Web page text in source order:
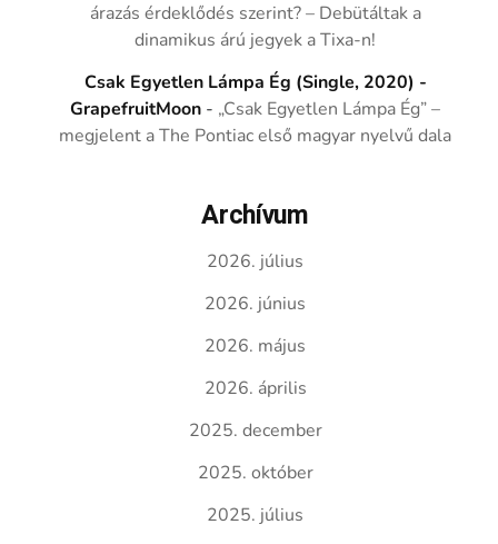
árazás érdeklődés szerint? – Debütáltak a
dinamikus árú jegyek a Tixa-n!
Csak Egyetlen Lámpa Ég (Single, 2020) -
GrapefruitMoon - „Csak Egyetlen Lámpa Ég” –
megjelent a The Pontiac első magyar nyelvű dala
Archívum
2026. július
2026. június
2026. május
2026. április
2025. december
2025. október
2025. július